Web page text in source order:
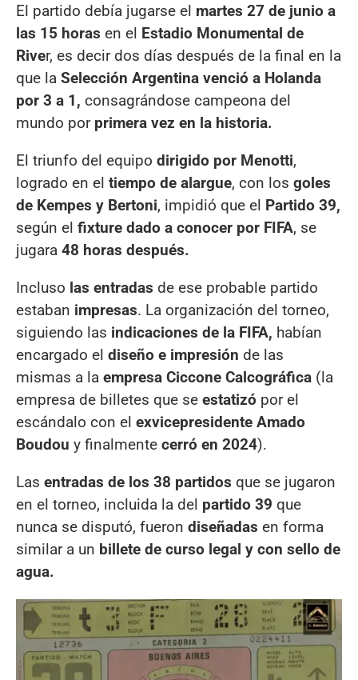
El partido debía jugarse el martes 27 de junio a
las 15 horas en el Estadio Monumental de
River, es decir dos días después de la final en la
que la Selección Argentina venció a Holanda
por 3 a 1, consagrándose campeona del
mundo porprimera vez en la historia.
El triunfo del equipo dirigido por Menotti,
logrado en el tiempo de alargue, con los goles
de Kempes y Bertoni, impidió que el Partido 39,
según el fixture dado a conocer por FIFA, se
jugara 48 horas después.
Incluso las entradas de ese probable partido
estaban impresas. La organización del torneo,
siguiendo las indicaciones de la FIFA, habían
encargado el diseño e impresión de las
mismas a la empresa Ciccone Calcográfica (la
empresa de billetes que se estatizó por el
escándalo con el exvicepresidente Amado
Boudou y finalmente cerró en 2024).
Las entradas de los 38 partidos que se jugaron
en el torneo, incluida la del partido 39 que
nunca se disputó, fueron diseñadas en forma
similar a un billete de curso legal y con sello de
agua.